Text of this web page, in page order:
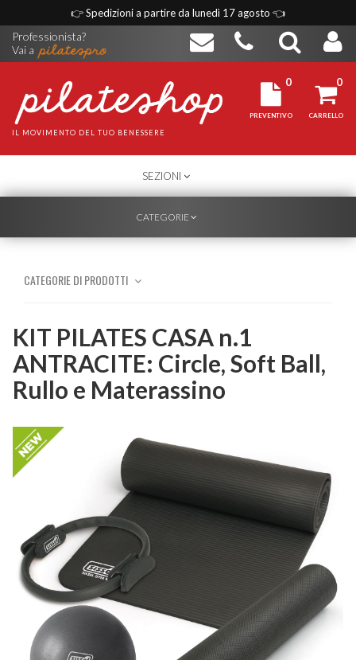
👉Spedizioni a partire da lunedì 17 agosto 👈
Professionista?
Vai a
IL MOVIMENTO DEL TUO BENESSERE
0
PREVENTIVO
0
CARRELLO
TOGGLE
NAVIGATION
SEZIONI
TOGGLE
CATEGORIE
CATEGORIE DI PRODOTTI
KIT PILATES CASA n.1
ANTRACITE: Circle, Soft Ball,
Rullo e Materassino